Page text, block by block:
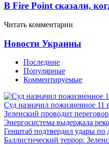
В Fire Point сказали,
Читать комментарии
Новости Украины
Последние
Популярные
Комментируемые
Суд назначил пожизненное
Зеленский проводит
Энергосистема выдержала
Генштаб подтвердил удары
Баллистический террор: